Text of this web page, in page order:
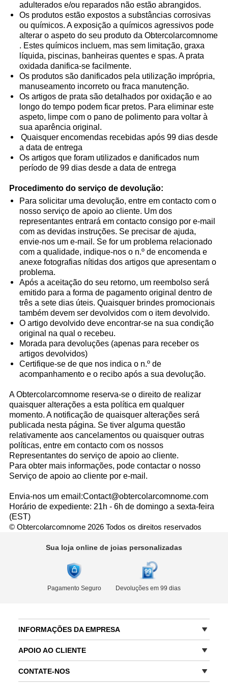
adulterados e/ou reparados não estão abrangidos.
Os produtos estão expostos a substâncias corrosivas
ou químicos. A exposição a químicos agressivos pode
alterar o aspeto do seu produto da Obtercolarcomnome
. Estes químicos incluem, mas sem limitação, graxa
líquida, piscinas, banheiras quentes e spas. A prata
oxidada danifica-se facilmente.
Os produtos são danificados pela utilização imprópria,
manuseamento incorreto ou fraca manutenção.
Os artigos de prata são detalhados por oxidação e ao
longo do tempo podem ficar pretos. Para eliminar este
aspeto, limpe com o pano de polimento para voltar à
sua aparência original.
Quaisquer encomendas recebidas após 99 dias desde
a data de entrega
Os artigos que foram utilizados e danificados num
período de 99 dias desde a data de entrega
Procedimento do serviço de devolução:
Para solicitar uma devolução, entre em contacto com o
nosso serviço de apoio ao cliente. Um dos
representantes entrará em contacto consigo por e-mail
com as devidas instruções. Se precisar de ajuda,
envie-nos um e-mail . Se for um problema relacionado
com a qualidade, indique-nos o n.º de encomenda e
anexe fotografias nítidas dos artigos que apresentam o
problema.
Após a aceitação do seu retorno, um reembolso será
emitido para a forma de pagamento original dentro de
três a sete dias úteis. Quaisquer brindes promocionais
também devem ser devolvidos com o item devolvido.
O artigo devolvido deve encontrar-se na sua condição
original na qual o recebeu.
Morada para devoluções (apenas para receber os
artigos devolvidos)
Certifique-se de que nos indica o n.º de
acompanhamento e o recibo após a sua devolução.
A Obtercolarcomnome reserva-se o direito de realizar
quaisquer alterações a esta política em qualquer
momento. A notificação de quaisquer alterações será
publicada nesta página. Se tiver alguma questão
relativamente aos cancelamentos ou quaisquer outras
políticas, entre em contacto com os nossos
Representantes do serviço de apoio ao cliente.
Para obter mais informações, pode contactar o nosso
Serviço de apoio ao cliente por e-mail .
Envia-nos um email:Contact@obtercolarcomnome.com
Horário de expediente: 21h - 6h de domingo a sexta-feira
(EST)
© Obtercolarcomnome 2026 Todos os direitos reservados
Sua loja online de joias personalizadas
Pagamento Seguro Devoluções em 99 dias
INFORMAÇÕES DA EMPRESA
APOIO AO CLIENTE
CONTATE-NOS